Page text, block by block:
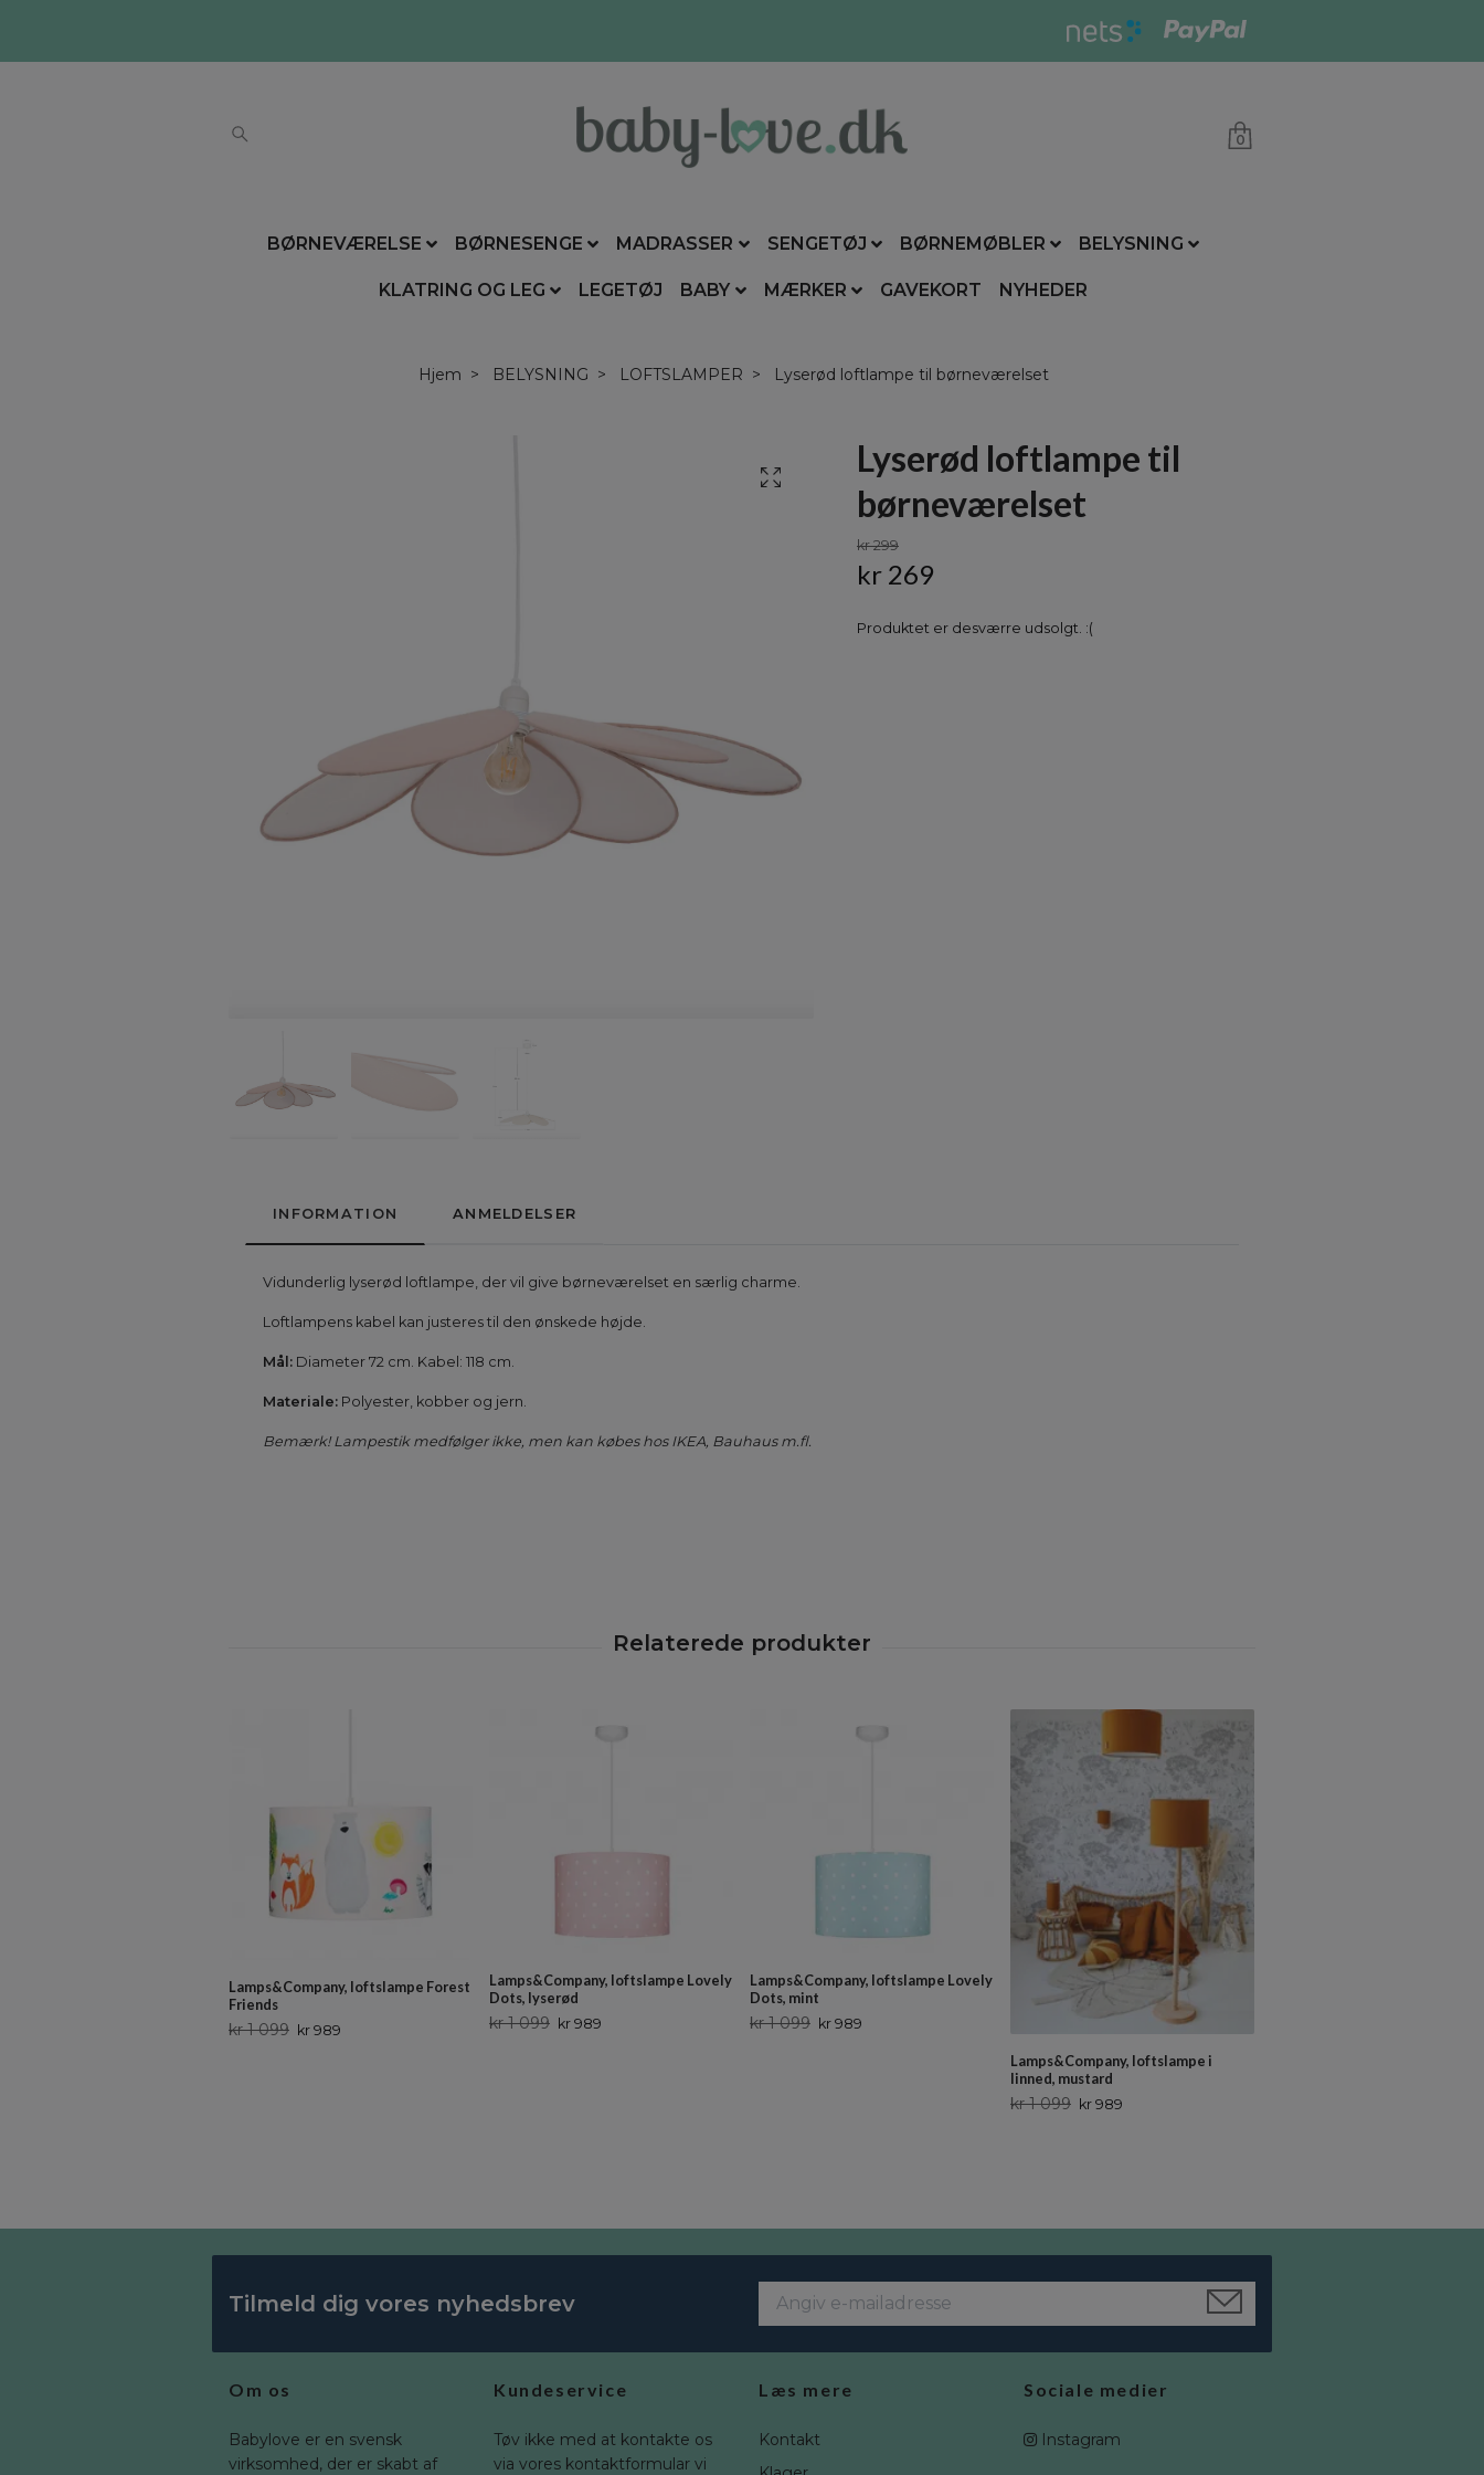
0
BØRNEVÆRELSE BØRNESENGE MADRASSER SENGETØJ BØRNEMØBLER BELYSNING
KLATRING OG LEG LEGETØJ BABY MÆRKER GAVEKORT NYHEDER
Hjem BELYSNING LOFTSLAMPER Lyserød loftlampe til børneværelset
Lyserød loftlampe til
børneværelset
kr 299
kr 269
Produktet er desværre udsolgt. :(
INFORMATION ANMELDELSER
Vidunderlig lyserød loftlampe, der vil give børneværelset en særlig charme.
Loftlampens kabel kan justeres til den ønskede højde.
Mål: Diameter 72 cm. Kabel: 118 cm.
Materiale: Polyester, kobber og jern.
Bemærk! Lampestik medfølger ikke, men kan købes hos IKEA, Bauhaus m.fl.
Lamps&Company, loftslampe Forest
Friends
kr 1 099 kr 989
Lamps&Company, loftslampe Lovely
Dots, lyserød
kr 1 099 kr 989
Lamps&Company, loftslampe Lovely
Dots, mint
kr 1 099 kr 989
Lamps&Company, loftslampe i
linned, mustard
kr 1 099 kr 989
Tilmeld dig vores nyhedsbrev
Om os
Babylove er en svensk
virksomhed, der er skabt af
Kundeservice
Tøv ikke med at kontakte os
via vores kontaktformular vi
Læs mere
Kontakt
Sociale medier
Instagram